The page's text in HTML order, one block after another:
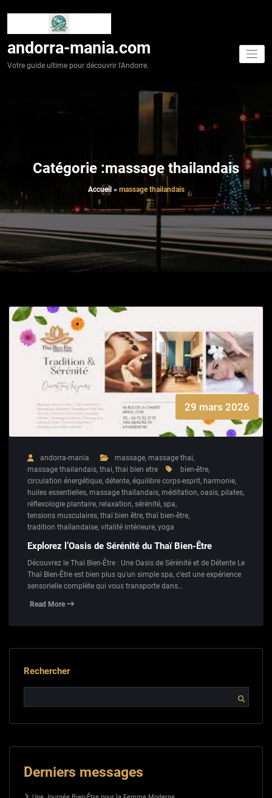
andorra-mania.com
Votre guide ultime pour découvrir l'Andorre.
Catégorie :massage thailandais
Accueil » massage thailandais
29 mars 2026
andorra-mania massage, massage thai,
massage thailandais, thai, thai bien etre bien-être,
circulation énergétique, détente, équilibre corps-esprit, harmonie,
huiles essentielles, massage thaïlandais, méditation, oasis, pilates,
réflexologie plantaire, relaxation, sérénité, spa,
tensions musculaires, thaï bien être, thaï bien-être,
tradition thaïlandaise, vitalité intérieure, yoga
Explorez l’Oasis de Sérénité du Thaï Bien-Être
Découvrez le Thaï Bien-Être : Une Oasis de Sérénité et de Détente Le
Thaï Bien-Être est bien plus qu'un simple spa, c'est une expérience
sensorielle complète qui vous transporte dans…
Read More
Rechercher
Derniers messages